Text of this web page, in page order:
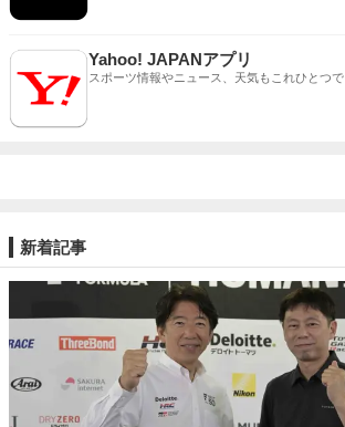
Yahoo! JAPANアプリ
スポーツ情報やニュース、天気もこれひとつで
新着記事